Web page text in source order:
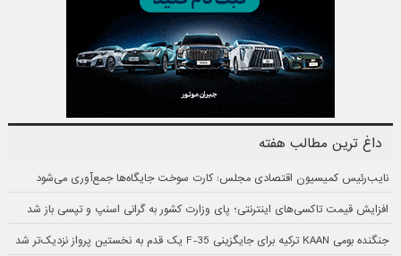
داغ ترین مطالب هفته
نایب‌رئیس کمیسیون اقتصادی مجلس: کارت سوخت جایگاه‌ها جمع‌آوری می‌شود
افزایش قیمت تاکسی‌های اینترنتی؛ پای وزارت کشور به گرانی اسنپ و تپسی باز شد
جنگنده بومی KAAN ترکیه برای جایگزینی F-35 یک قدم به نخستین پرواز نزدیک‌تر شد